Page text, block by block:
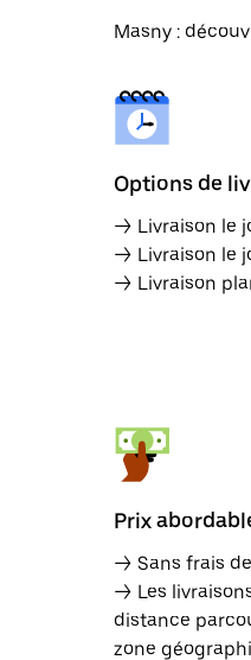
Masny :
Options de
→ Livraison le
→ Livraison le
→ Livraison
Prix
→ Sans frais
→ Les
distance
zone